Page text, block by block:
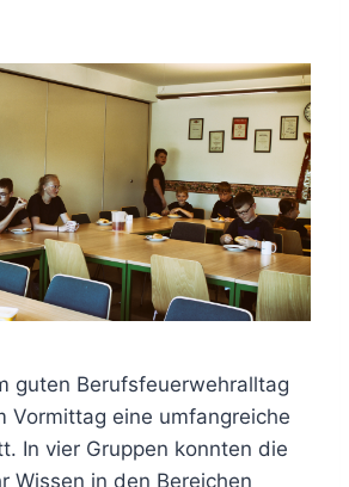
guten Berufsfeuerwehralltag
Vormittag eine umfangreiche
In vier Gruppen konnten die
Wissen in den Bereichen